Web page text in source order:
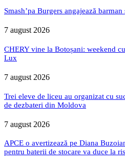
Smash’pa Burgers angajează
7 august 2026
CHERY vine la Botoșani: weekend
Lux
7 august 2026
Trei eleve de liceu au organizat cu
de dezbateri din Moldova
7 august 2026
APCE o avertizează pe Diana
pentru baterii de stocare va duce la